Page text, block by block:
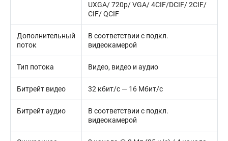
UXGA/ 720p/ VGA/ 4CIF/DCIF/ 2CIF/
CIF/ QCIF
Дополнительный
поток
В соответствии с подкл.
видеокамерой
Тип потока Видео, видео и аудио
Битрейт видео 32 кбит/с — 16 Мбит/с
Битрейт аудио
В соответствии с подкл.
видеокамерой